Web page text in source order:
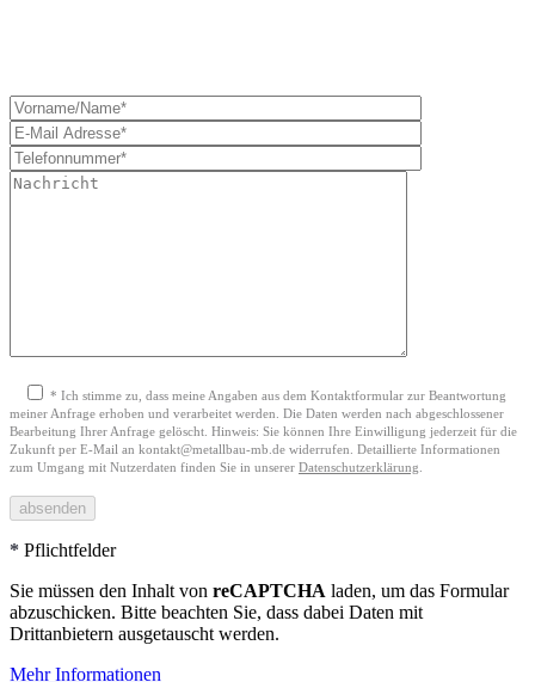
Kontakt / Anschrift
* Ich stimme zu, dass meine Angaben aus dem Kontaktformular zur Beantwortung
meiner Anfrage erhoben und verarbeitet werden. Die Daten werden nach abgeschlossener
Bearbeitung Ihrer Anfrage gelöscht. Hinweis: Sie können Ihre Einwilligung jederzeit für die
Zukunft per E-Mail an kontakt@metallbau-mb.de widerrufen. Detaillierte Informationen
zum Umgang mit Nutzerdaten finden Sie in unserer Datenschutzerklärung.
* Pflichtfelder
Sie müssen den Inhalt von reCAPTCHA laden, um das Formular
abzuschicken. Bitte beachten Sie, dass dabei Daten mit
Drittanbietern ausgetauscht werden.
Mehr Informationen